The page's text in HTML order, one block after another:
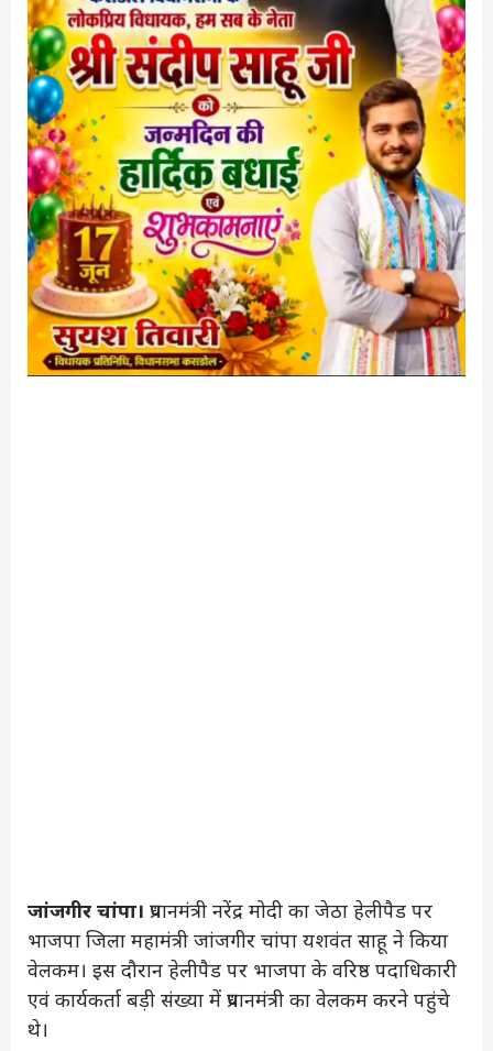
जांजगीर चांपा। प्रधानमंत्री नरेंद्र मोदी का जेठा हेलीपैड पर
भाजपा जिला महामंत्री जांजगीर चांपा यशवंत साहू ने किया
वेलकम। इस दौरान हेलीपैड पर भाजपा के वरिष्ठ पदाधिकारी
एवं कार्यकर्ता बड़ी संख्या में प्रधानमंत्री का वेलकम करने पहुंचे
थे।